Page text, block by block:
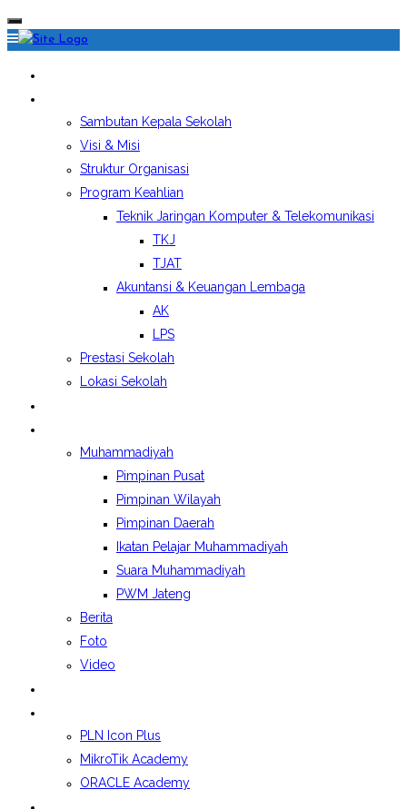
Sambutan Kepala Sekolah
Visi & Misi
Struktur Organisasi
Program Keahlian
Teknik Jaringan Komputer & Telekomunikasi
TKJ
TJAT
Akuntansi & Keuangan Lembaga
AK
LPS
Prestasi Sekolah
Lokasi Sekolah
Muhammadiyah
Pimpinan Pusat
Pimpinan Wilayah
Pimpinan Daerah
Ikatan Pelajar Muhammadiyah
Suara Muhammadiyah
PWM Jateng
Berita
Foto
Video
PLN Icon Plus
MikroTik Academy
ORACLE Academy